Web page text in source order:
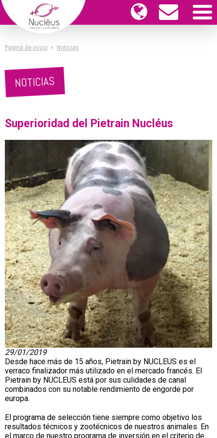
Paginà de inicio > Noticias
NOTICIAS
Superioridad del Pietrain Nucléus
29/01/2019
Desde hace más de 15 años, Pietrain by NUCLEUS es el
verraco finalizador más utilizado en el mercado francés. El
Pietrain by NUCLEUS está por sus culidades de canal
combinados con su notable rendimiento de engorde por
europa.
El programa de selección tiene siempre como objetivo los
resultados técnicos y zootécnicos de nuestros animales. En
el marco de nuestro programa de inversión en el criterio de